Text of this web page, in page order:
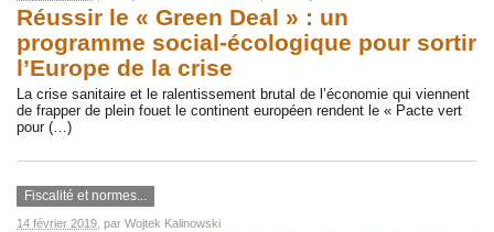
Réussir le « Green Deal » : un
programme social-écologique pour sortir
l’Europe de la crise
La crise sanitaire et le ralentissement brutal de l’économie qui viennent
de frapper de plein fouet le continent européen rendent le « Pacte vert
pour (…)
Fiscalité et normes...
14 février 2019 , par Wojtek Kalinowski